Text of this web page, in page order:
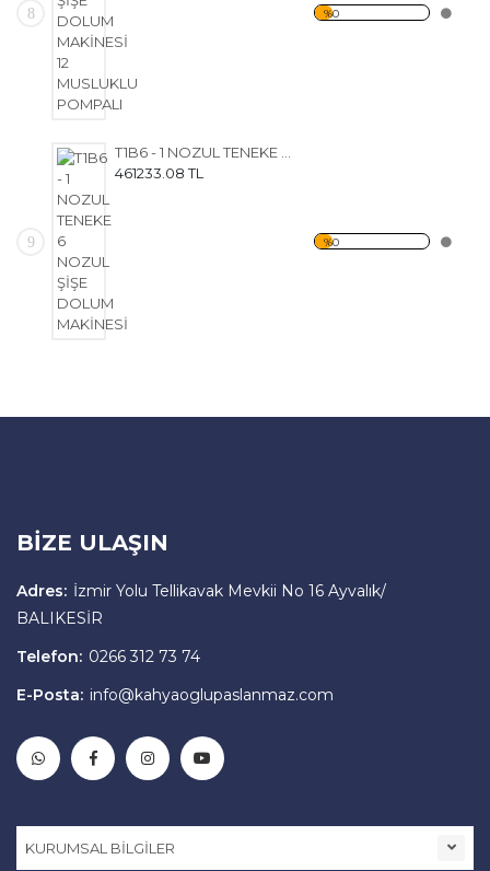
8 %0
9
T1B6 - 1 NOZUL TENEKE 6 NOZUL ŞİŞE DOLUM MAKİNESİ
461233.08 TL
%0
BİZE ULAŞIN
Adres: İzmir Yolu Tellikavak Mevkii No 16 Ayvalık/
BALIKESİR
Telefon: 0266 312 73 74
E-Posta: info@kahyaoglupaslanmaz.com
KURUMSAL BİLGİLER